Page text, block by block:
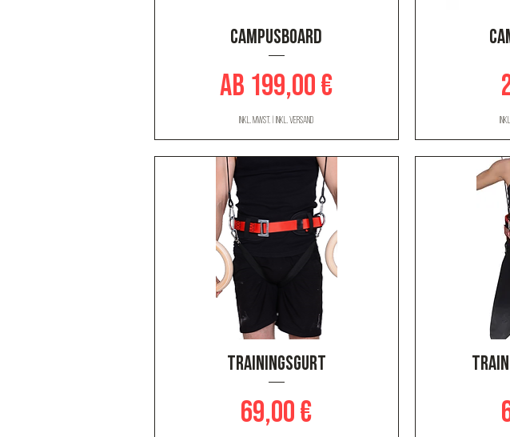
Schnellansicht
CAMPUSBOARD
ab 199,00 €
Sale-Preis
inkl. MwSt. inkl. Versand
Schnellansicht
Trainingsgurt
Preis
69,00 €